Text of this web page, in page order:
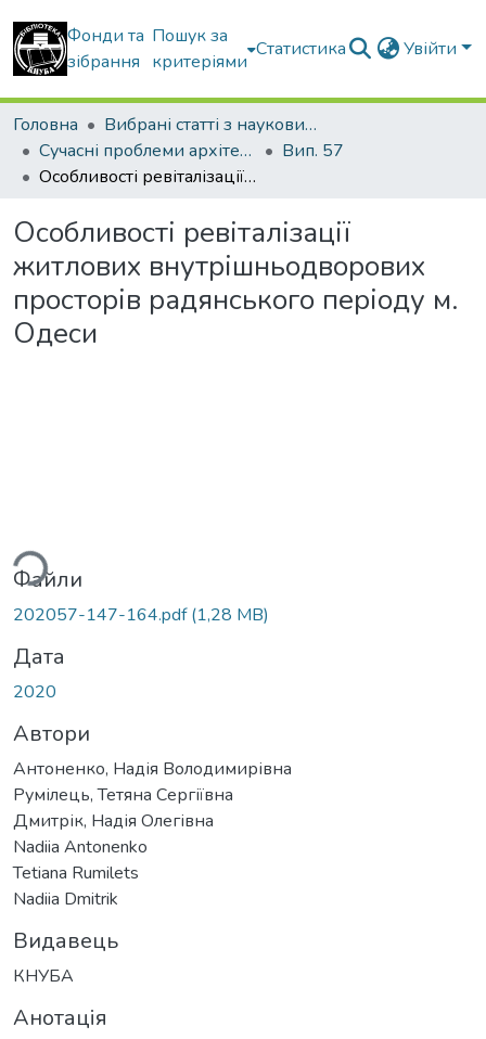
Фонди та
зібрання
Пошук за
критеріями
Статистика Увійти
Головна
Вибрані статті з наукових збірників КНУБА
Сучасні проблеми архітектури та містобудування
Вип. 57
Особливості ревіталізації житлових внутрішньодворових просторів радянського періоду м. Одеси
Особливості ревіталізації
житлових внутрішньодворових
просторів радянського періоду м.
Одеси
Файли
202057-147-164.pdf(1,28 MB)
Дата
2020
Автори
Антоненко, Надія Володимирівна
Румілець, Тетяна Сергіївна
Дмитрік, Надія Олегівна
Nadiia Antonenko
Tetiana Rumilets
Nadiia Dmitrik
Видавець
КНУБА
Анотація